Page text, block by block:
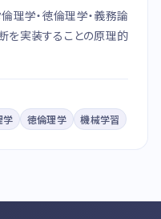
理学・徳倫理学・義務論
を実装することの原理的
学 徳倫理学 機械学習